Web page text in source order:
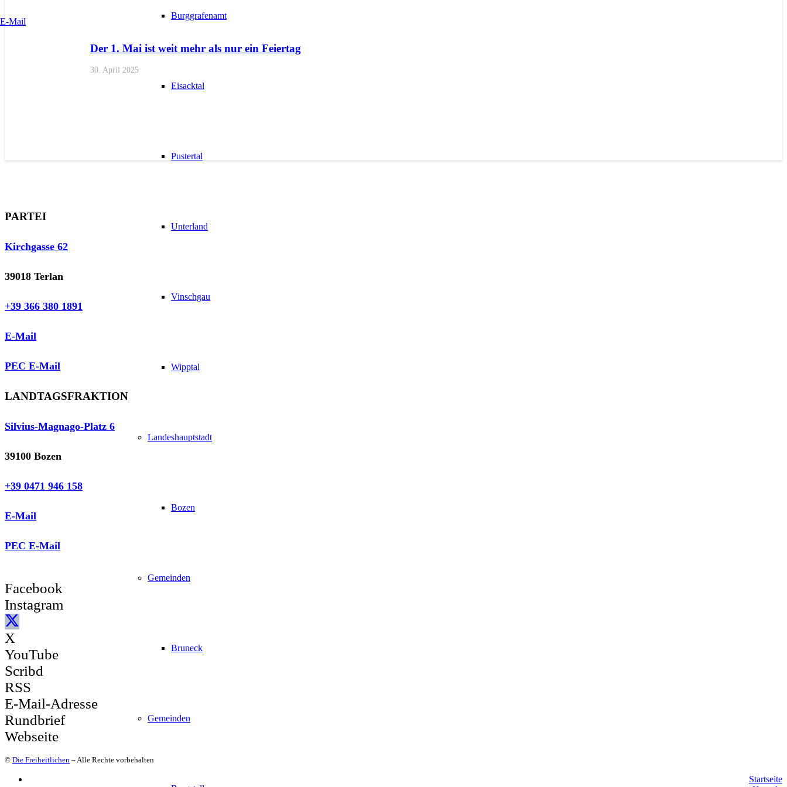
Burggrafenamt
Eisacktal
Pustertal
Unterland
Vinschgau
Wipptal
Landeshauptstadt
Bozen
Gemeinden
Bruneck
Gemeinden
E-Mail
Der 1. Mai ist weit mehr als nur ein Feiertag
30. April 2025
PARTEI
Kirchgasse 62
39018 Terlan
+39 366 380 1891
E-Mail
PEC E-Mail
LANDTAGSFRAKTION
Silvius-Magnago-Platz 6
39100 Bozen
+39 0471 946 158
E-Mail
PEC E-Mail
Facebook
Instagram
X
YouTube
Scribd
RSS
E-Mail-Adresse
Rundbrief
Webseite
© Die Freiheitlichen – Alle Rechte vorbehalten
Startseite